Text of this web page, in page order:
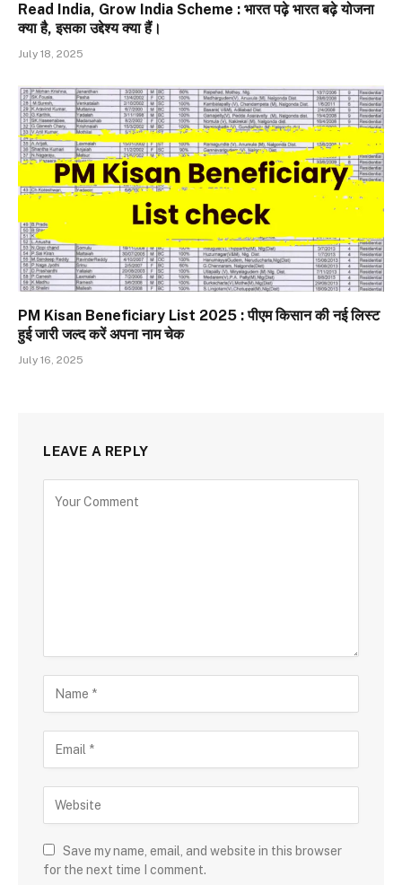
Read India, Grow India Scheme : भारत पढ़े भारत बढ़े योजना
क्या है, इसका उद्देश्य क्या हैं।
July 18, 2025
PM Kisan Beneficiary List 2025 : पीएम किसान की नई लिस्ट
हुई जारी जल्द करें अपना नाम चेक
July 16, 2025
LEAVE A REPLY
Save my name, email, and website in this browser
for the next time I comment.